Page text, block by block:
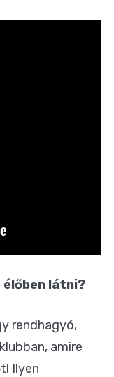
látni?
rendhagyó,
amire
Ilyen